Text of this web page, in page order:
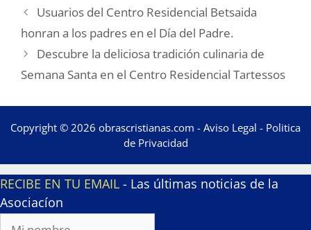
Usuarios del Centro Residencial Betsaida
honran a los padres en el Día del Padre.
Descubre la deliciosa tradición culinaria de
Semana Santa en el Centro Residencial Tartessos
Copyright © 2026 obrascristianas.com - Aviso Legal - Politica
de Privacidad
RECIBE EN TU EMAIL - Las últimas noticias de la
Asociacíon